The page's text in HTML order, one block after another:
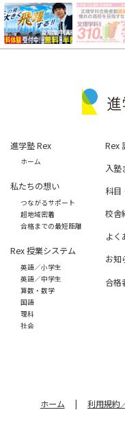
進学塾 Rex
ホーム
私たちの想い
つながるサポート
超地域密着
合格までの最短距離
Rex 授業システム
英語／小学生
英語／中学生
算数・数学
国語
理科
社会
Rex
入塾
科目
校舎
よく
お知
合格
ホーム 利用規約